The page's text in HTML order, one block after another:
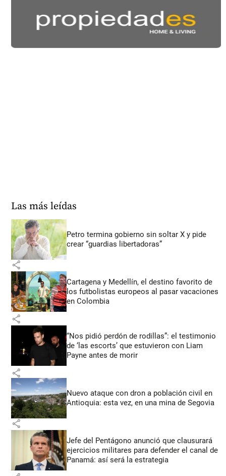
Las más leídas
Petro termina gobierno sin soltar X y pide
crear “guardias libertadoras”
share
Cartagena y Medellín, el destino favorito de
los futbolistas europeos al pasar vacaciones
en Colombia
share
“Nos pidió perdón de rodillas”: el testimonio
de ‘las escorts’ que estuvieron con Liam
Payne antes de morir
share
Nuevo ataque con dron a población civil en
Antioquia: esta vez, en una mina de Segovia
share
Jefe del Pentágono anunció que clausurará
ejercicios militares para defender el canal de
Panamá: así será la estrategia